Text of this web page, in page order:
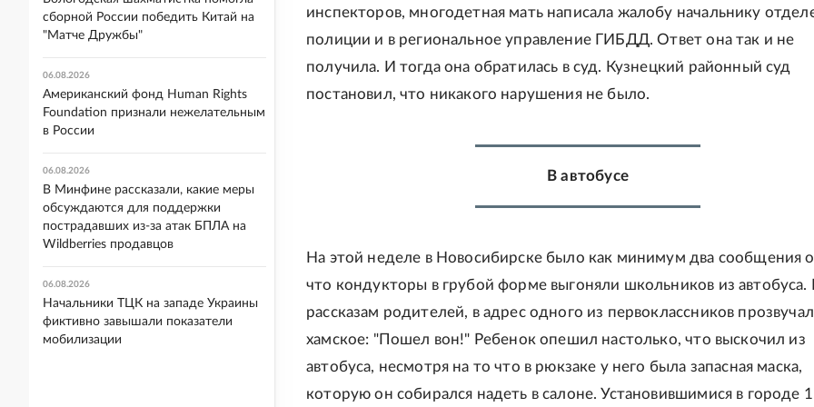
инспекторов, многодетная мать написала жалобу начальнику
полиции и в региональное управление ГИБДД. Ответ она так и не
получила. И тогда она обратилась в суд. Кузнецкий районный суд
постановил, что никакого нарушения не было.
В автобусе
На этой неделе в Новосибирске было как минимум два сообщения
что кондукторы в грубой форме выгоняли школьников из автобуса.
рассказам родителей, в адрес одного из первоклассников
хамское: "Пошел вон!" Ребенок опешил настолько, что выскочил из
автобуса, несмотря на то что в рюкзаке у него была запасная маска,
которую он собирался надеть в салоне. Установившимися в городе
сборной России победить Китай на
"Матче Дружбы"
06.08.2026
Американский фонд Human Rights
Foundation признали нежелательным
в России
06.08.2026
В Минфине рассказали, какие меры
обсуждаются для поддержки
пострадавших из-за атак БПЛА на
Wildberries продавцов
06.08.2026
Начальники ТЦК на западе Украины
фиктивно завышали показатели
мобилизации